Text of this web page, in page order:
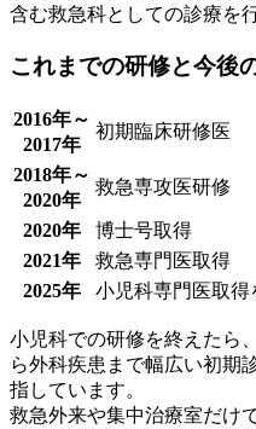
含む救急科としての診療を
これまでの研修と今後
2016年～
2017年
初期臨床研修医
2018年～
2020年
救急専攻医研修
2020年
博士号取得
2021年
救急専門医取得
2025年
小児科専門医取得
小児科での研修を終えたら
ら外科疾患まで幅広い初期
指しています。
救急外来や集中治療室だけ